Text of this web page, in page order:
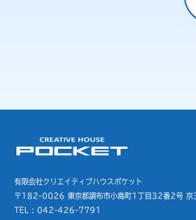
有限会社クリエイティブハウスポケット
〒182-0026 東京都調布市小島町1丁目32番2号京
TEL : 042-426-7791